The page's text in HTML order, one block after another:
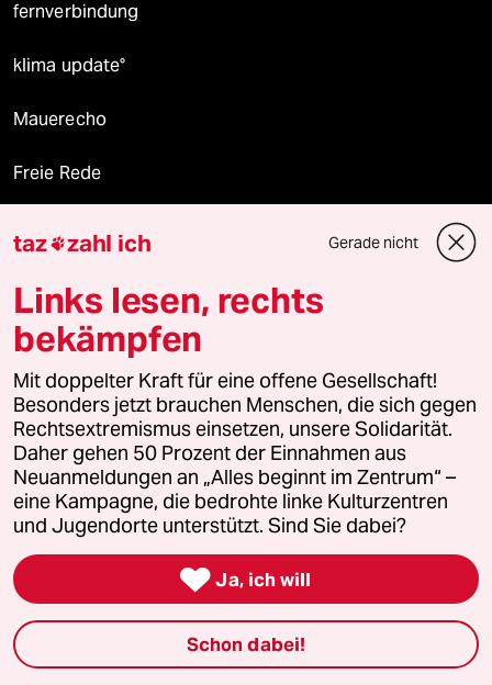
fernverbindung
klima update°
Mauerecho
Freie Rede
Newsletter
team zukunft
taz frisch
taz zahl ich
taz lab Infobrief
Veranstaltungen
taz zahl ich Gerade nicht
Links lesen, rechts
bekämpfen
Mit doppelter Kraft für eine offene Gesellschaft!
Besonders jetzt brauchen Menschen, die sich gegen
Rechtsextremismus einsetzen, unsere Solidarität.
Daher gehen 50 Prozent der Einnahmen aus
Neuanmeldungen an „Alles beginnt im Zentrum“ –
eine Kampagne, die bedrohte linke Kulturzentren
und Jugendorte unterstützt. Sind Sie dabei?
 Ja, ich will
Schon dabei!